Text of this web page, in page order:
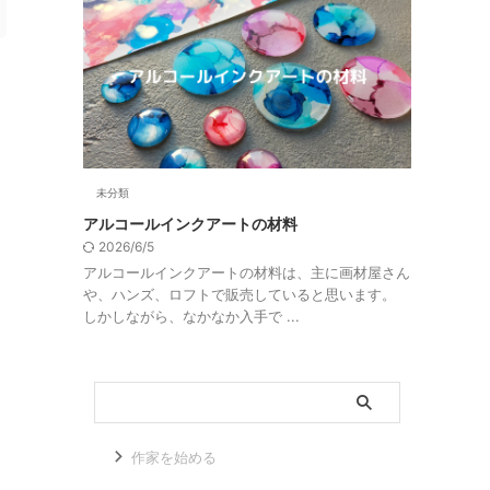
未分類
アルコールインクアートの材料
2026/6/5
アルコールインクアートの材料は、主に画材屋さん
や、ハンズ、ロフトで販売していると思います。
しかしながら、なかなか入手で ...
作家を始める